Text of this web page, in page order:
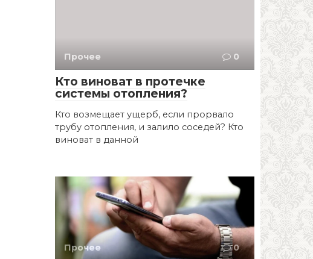
Прочее 0
Кто виноват в протечке
системы отопления?
Кто возмещает ущерб, если прорвало
трубу отопления, и залило соседей? Кто
виноват в данной
Прочее 0